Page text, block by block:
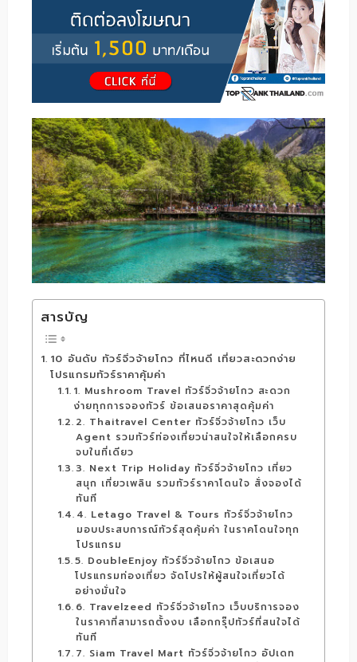
สารบัญ
10 อันดับ ทัวร์จิ่วจ้ายโกว ที่ไหนดี เที่ยวสะดวกง่าย
โปรแกรมทัวร์ราคาคุ้มค่า
1. Mushroom Travel ทัวร์จิ่วจ้ายโกว สะดวก
ง่ายทุกการจองทัวร์ ข้อเสนอราคาสุดคุ้มค่า
2. Thaitravel Center ทัวร์จิ่วจ้ายโกว เว็บ
Agent รวมทัวร์ท่องเที่ยวน่าสนใจให้เลือกครบ
จบในที่เดียว
3. Next Trip Holiday ทัวร์จิ่วจ้ายโกว เที่ยว
สนุก เที่ยวเพลิน รวมทัวร์ราคาโดนใจ สั่งจองได้
ทันที
4. Letago Travel & Tours ทัวร์จิ่วจ้ายโกว
มอบประสบการณ์ทัวร์สุดคุ้มค่า ในราคโดนใจทุก
โปรแกรม
5. DoubleEnjoy ทัวร์จิ่วจ้ายโกว ข้อเสนอ
โปรแกรมท่องเที่ยว จัดโปรให้ผู้สนใจเที่ยวได้
อย่างมั่นใจ
6. Travelzeed ทัวร์จิ่วจ้ายโกว เว็บบริการจอง
ในราคาที่สามารถตั้งงบ เลือกกรุ๊ปทัวร์ที่สนใจได้
ทันที
7. Siam Travel Mart ทัวร์จิ่วจ้ายโกว อัปเดท